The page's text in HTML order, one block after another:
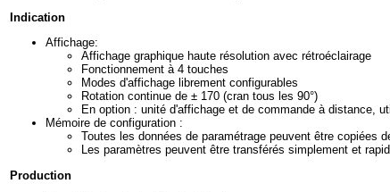
Indication
Affichage:
Affichage graphique haute résolution avec rétroéclairage
Fonctionnement à 4 touches
Modes d'affichage librement configurables
Rotation continue de ± 170 (cran tous les 90°)
En option : unité d'affichage et de commande à distance,
Mémoire de configuration :
Toutes les données de paramétrage peuvent être copiées
Les paramètres peuvent être transférés simplement et
Production